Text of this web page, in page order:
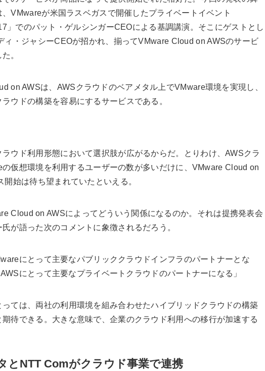
、VMwareが米国ラスベガスで開催したプライベートイベント
」でのパット・ゲルシンガーCEOによる基調講演。そこにゲストとし
ィ・ジャシーCEOが招かれ、揃ってVMware Cloud on AWSのサービ
。
on AWSは、AWSクラウドのベアメタル上でVMware環境を実現し、
ウドの構築を容易にするサービスである。
ウド利用形態において選択肢が広がるからだ。とりわけ、AWSクラ
の仮想環境を利用するユーザーの数が多いだけに、VMware Cloud on
開始は待ち望まれていたといえる。
Cloud on AWSによってどういう関係になるのか。それは提携発表会
が語った次のコメントに象徴されるだろう。
にとって主要なパブリッククラウドインフラのパートナーとな
にとって主要なプライベートクラウドのパートナーになる」
ては、両社の利用環境を組み合わせたハイブリッドクラウドの構築
期待できる。大きな意味で、企業のクラウド利用への移行が加速する
とNTT Comがクラウド事業で連携